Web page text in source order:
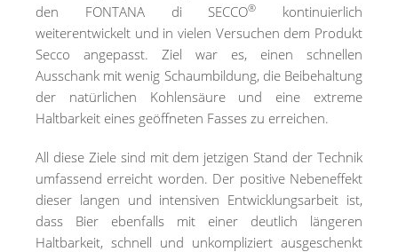
den FONTANA di SECCO®
kontinuierlich
weiterentwickelt und in vielen Versuchen dem Produkt
Secco angepasst. Ziel war es, einen schnellen
Ausschank mit wenig Schaumbildung, die Beibehaltung
der natürlichen Kohlensäure und eine extreme
Haltbarkeit eines geöffneten Fasses zu erreichen.
All diese Ziele sind mit dem jetzigen Stand der Technik
umfassend erreicht worden. Der positive Nebeneffekt
dieser langen und intensiven Entwicklungsarbeit ist,
dass Bier ebenfalls mit einer deutlich längeren
Haltbarkeit, schnell und unkompliziert ausgeschenkt